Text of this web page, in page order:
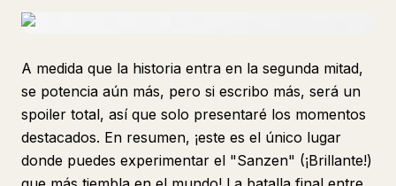
A medida que la historia entra en la segunda mitad,
se potencia aún más, pero si escribo más, será un
spoiler total, así que solo presentaré los momentos
destacados. En resumen, ¡este es el único lugar
donde puedes experimentar el "Sanzen" (¡Brillante!)